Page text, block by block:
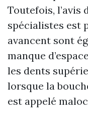
Toutefois, l’avis
spécialistes est
avancent sont
manque
les dents
lorsque la
est appelé